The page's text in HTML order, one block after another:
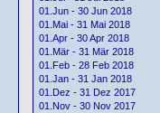
01.Jun - 30 Jun 2018
01.Mai - 31 Mai 2018
01.Apr - 30 Apr 2018
01.Mär - 31 Mär 2018
01.Feb - 28 Feb 2018
01.Jan - 31 Jan 2018
01.Dez - 31 Dez 2017
01.Nov - 30 Nov 2017